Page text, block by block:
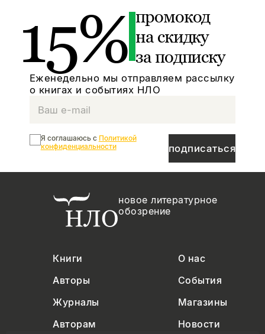
15% промокод
на скидку
за подписку
Еженедельно мы отправляем рассылку
о книгах и событиях НЛО
подписаться
Я соглашаюсь с Политикой
конфиденциальности
новое литературное
обозрение
Книги
О нас
Авторы
События
Журналы
Магазины
Авторам
Новости